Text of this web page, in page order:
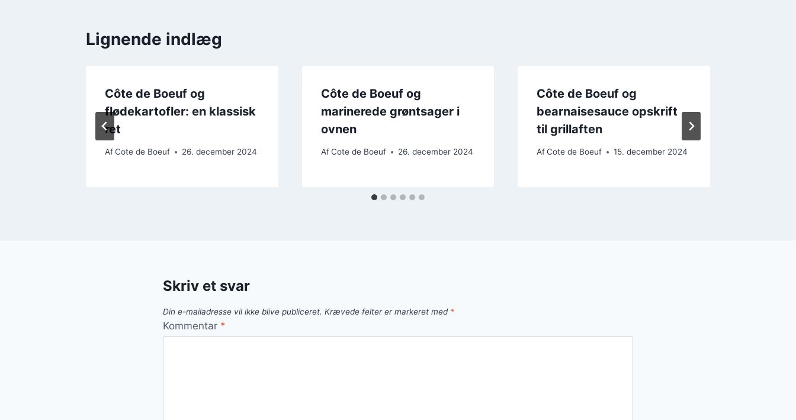
Lignende indlæg
Côte de Boeuf og
flødekartofler: en klassisk
ret
AfCote de Boeuf 26. december 2024
Côte de Boeuf og
marinerede grøntsager i
ovnen
Af Cote de Boeuf 26. december 2024
Côte de Boeuf og
bearnaisesauce opskrift
til grillaften
Af Cote de Boeuf 15. december 2024
Skriv et svar
Din e-mailadresse vil ikke blive publiceret. Krævede felter er markeret med *
Kommentar *